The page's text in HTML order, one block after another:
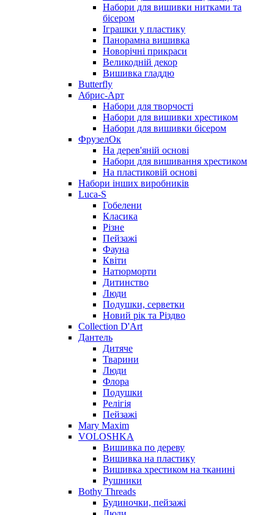
Набори для вишивки нитками та
бісером
Іграшки у пластику
Панорамна вишивка
Новорічні прикраси
Великодній декор
Вишивка гладдю
Butterfly
Абрис-Арт
Набори для творчості
Набори для вишивки хрестиком
Набори для вишивки бісером
ФрузелОк
На дерев'яній основі
Набори для вишивання хрестиком
На пластиковій основі
Набори інших виробників
Luca-S
Гобелени
Класика
Різне
Пейзажі
Фауна
Квіти
Натюрморти
Дитинство
Люди
Подушки, серветки
Новий рік та Різдво
Collection D'Art
Дантель
Дитяче
Тварини
Люди
Флора
Подушки
Релігія
Пейзажі
Mary Maxim
VOLOSHKA
Вишивка по дереву
Вишивка на пластику
Вишивка хрестиком на тканині
Рушники
Bothy Threads
Будиночки, пейзажі